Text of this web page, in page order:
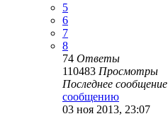
5
6
7
8
74 Ответы
110483 Просмотры
Последнее сообщение
сообщению
03 ноя 2013, 23:07